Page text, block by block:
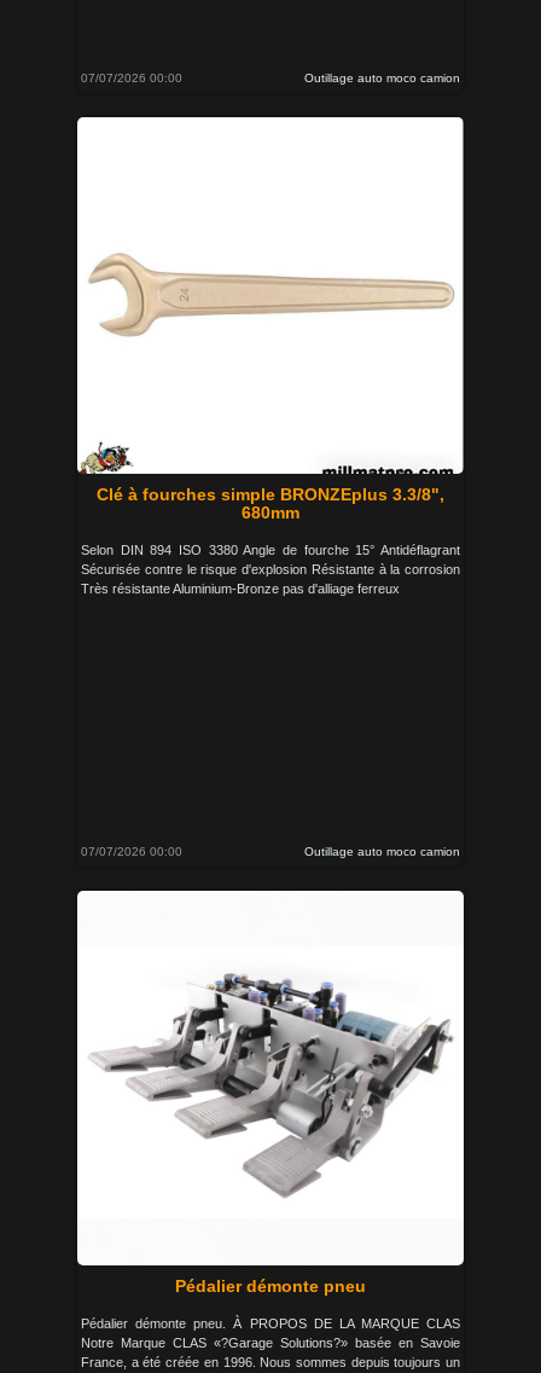
07/07/2026 00:00 Outillage auto moco camion
Clé à fourches simple BRONZEplus 3.3/8",
680mm
Selon DIN 894 ISO 3380 Angle de fourche 15° Antidéflagrant
Sécurisée contre le risque d'explosion Résistante à la corrosion
Très résistante Aluminium-Bronze pas d'alliage ferreux
07/07/2026 00:00 Outillage auto moco camion
Pédalier démonte pneu
Pédalier démonte pneu. À PROPOS DE LA MARQUE CLAS
Notre Marque CLAS «?Garage Solutions?» basée en Savoie
France, a été créée en 1996. Nous sommes depuis toujours un